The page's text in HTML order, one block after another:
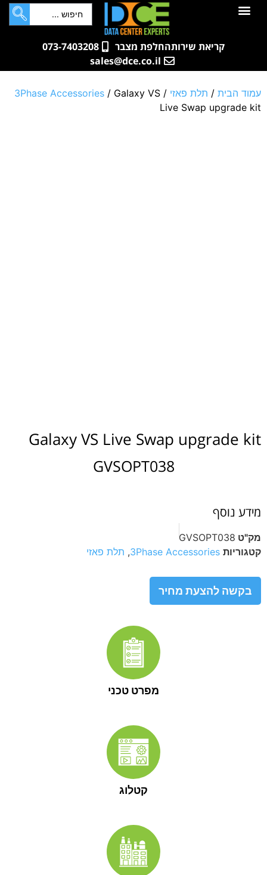
לתוכן
קריאת שירותהחלפת מצבר
073-7403208
sales@dce.co.il
עמוד הבית / תלת פאזי /
3Phase Accessories / Galaxy VS
Live Swap upgrade kit
Galaxy VS Live Swap upgrade kit
GVSOPT038
מידע נוסף
מק"ט GVSOPT038
קטגוריות 3Phase Accessories
, תלת פאזי
בקשה להצעת מחיר
מפרט טכני
קטלוג